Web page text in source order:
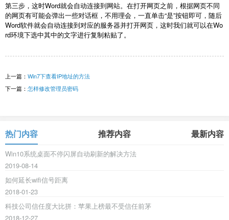
第三步，这时Word就会自动连接到网站。在打开网页之前，根据网页不同
的网页有可能会弹出一些对话框，不用理会，一直单击“是”按钮即可，随后
Word软件就会自动连接到对应的服务器并打开网页，这时我们就可以在Wo
rd环境下选中其中的文字进行复制粘贴了。
上一篇： Win7下查看IP地址的方法
下一篇： 怎样修改管理员密码
热门内容 推荐内容 最新内容
Win10系统桌面不停闪屏自动刷新的解决方法
2019-08-14
如何延长wifi信号距离
2018-01-23
科技公司信任度大比拼：苹果上榜最不受信任前茅
2018-12-27